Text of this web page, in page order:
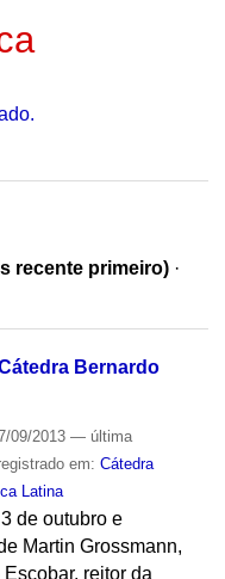
recente primeiro) ·
Bernardo
09/2013 — última
em: Cátedra
Latina
de outubro e
Martin Grossmann,
reitor da